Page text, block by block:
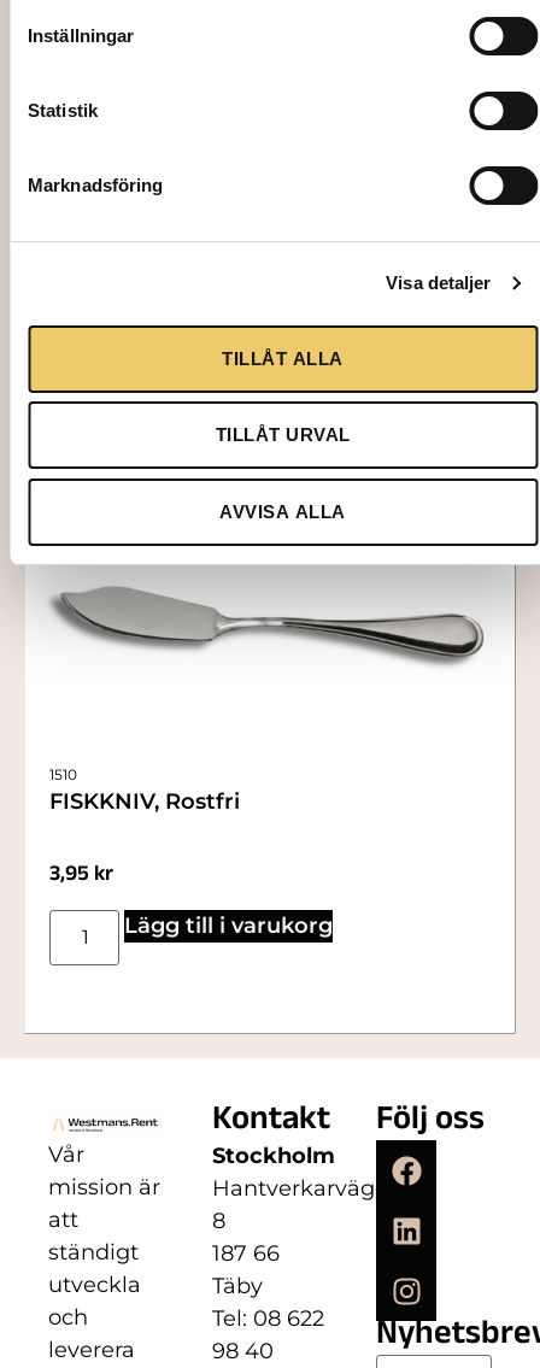
Inställningar
Statistik
Marknadsföring
Visa detaljer
TILLÅT ALLA
TILLÅT URVAL
AVVISA ALLA
1524
Lägg till i varukorg
1510
FISKKNIV, Rostfri
3,95 kr
Lägg till i varukorg
Vår
mission är
att
ständigt
utveckla
och
leverera
Kontakt
Stockholm
Hantverkarvägen
8
187 66
Täby
Tel: 08 622
98 40
Följ oss